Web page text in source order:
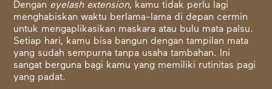
Dengan eyelash extension, kamu tidak perlu lagi
menghabiskan waktu berlama-lama di depan cermin
untuk mengaplikasikan maskara atau bulu mata palsu.
Setiap hari, kamu bisa bangun dengan tampilan mata
yang sudah sempurna tanpa usaha tambahan. Ini
sangat berguna bagi kamu yang memiliki rutinitas pagi
yang padat.